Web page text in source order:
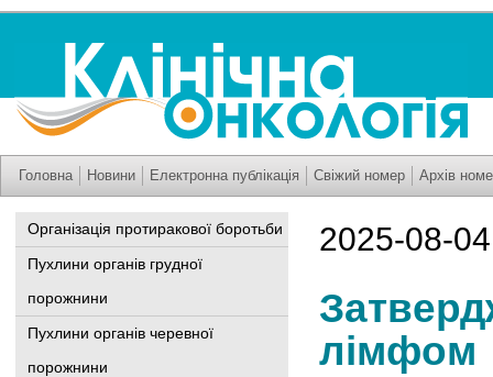
Головна Новини Електронна публікація Свіжий номер Архів
Організація протиракової боротьби
Пухлини органів грудної
порожнини
Пухлини органів черевної
порожнини
2025-08-
лімфом